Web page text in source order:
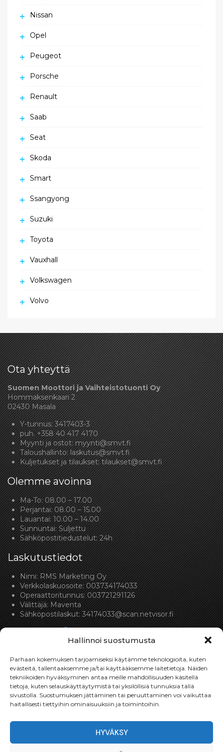
Hallinnoi suostumusta
Parhaan kokemuksen tarjoamiseksi käytämme teknologioita, kuten
evästeitä, tallentaaksemme ja/tai käyttääksemme laitetietoja. Näiden
tekniikoiden hyväksyminen antaa meille mahdollisuuden käsitellä
tietoja, kuten selauskäyttäytymistä tai yksilöllisiä tunnuksia tällä
sivustolla. Suostumuksen jättäminen tai peruuttaminen voi vaikuttaa
haitallisesti tiettyihin ominaisuuksiin ja toimintoihin.
HYVÄKSY
Nissan
Opel
Peugeot
Porsche
Renault
Saab
Seat
Skoda
Smart
Ssangyong
Suzuki
Toyota
Vauxhall
Volkswagen
Volvo
Ota yhteyttä
Suomen Moottori ja Vaihteistotuonti Oy
Hommaksenkaari 2
02430 Masala
Y-tunnus: 3417403-3
puh.+358 40 417 4170
Myynti ja ostot:myynti@smvt.fi
Taloushallinto:laskutus@smvt.fi
Kuljetukset ja tilaukset:tilaukset@smvt.fi
Olemme avoinna
Ma-To: 08.00 – 17.00
Perjantai: 08.00 – 15.00
Lauantai: 10.00 – 14.00
Sunnuntai: Suljettu
Sähköpostitiedustelut: 24h
Laskutustiedot
Nimi: RMS Marketing Oy
Verkkolaskuosoite: 003734174033
Operaattoritunnus: 003721291126
Välittäjä: Maventa
Sähköpostilaskut:34174033@scan.netvisor.fi
Toimitukset
Toimitamme osat perille toimitusperiaatteella siihen
osan toimitettavan.
Toimitusaika on yleensä noin yksi (1) viikko tilauspäivästä.
Toimitus- & takuuehdot